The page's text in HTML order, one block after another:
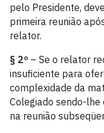
pelo Presidente,
primeira reunião
relator.
§ 2º – Se o relator
insuficiente para
complexidade da
Colegiado sendo-
na reunião